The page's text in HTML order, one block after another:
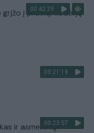
00:42:29
grįžo į praeitį: kodėl jų
00:21:19
00:23:57
ir asmeninių